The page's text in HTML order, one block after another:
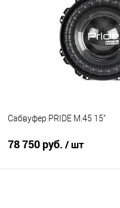
Сабвуфер PRIDE M.45 15"
78 750 руб. / шт